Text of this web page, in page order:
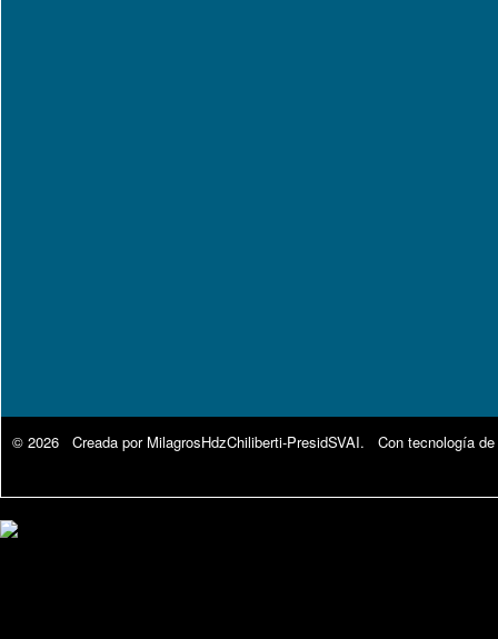
© 2026 Creada por MilagrosHdzChiliberti-PresidSVAI. Con tecnología de